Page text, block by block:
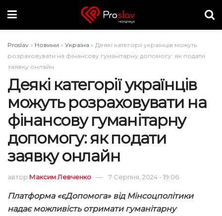
Proslav » Новини » Україна » Деякі категорії українців можуть
розраховувати на фінансову гуманітарну допомогу: як подати
заявку онлайн
Деякі категорії українців
можуть розраховувати на
фінансову гуманітарну
допомогу: як подати
заявку онлайн
автор Максим Левченко 7 Серпня, 2024 - 19:06
Платформа «єДопомога» від Мінсоцполітики
надає можливість отримати гуманітарну